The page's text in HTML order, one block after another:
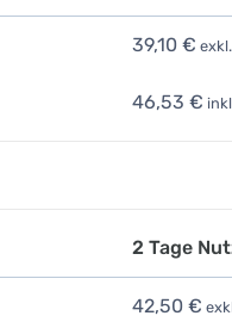
39,10 €
46,53 €
2 Tage
42,50 €